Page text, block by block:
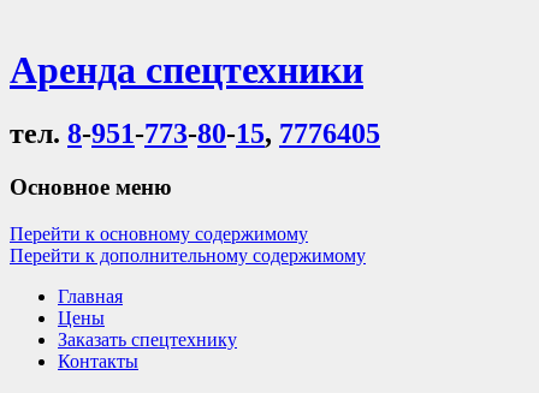
Аренда спецтехники
тел. 8-951-773-80-15, 7776405
Основное меню
Перейти к основному содержимому
Перейти к дополнительному содержимому
Главная
Цены
Заказать спецтехнику
Контакты